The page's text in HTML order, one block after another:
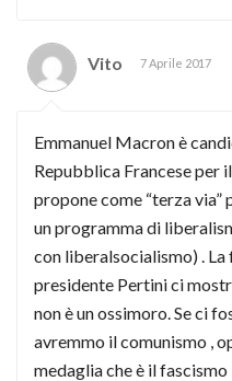
Vito 7 Aprile 2017
Emmanuel Macron è
Repubblica Francese per
propone come “terza
un programma di
con liberalsocialismo) .
presidente Pertini ci
non è un ossimoro. Se ci
avremmo il comunismo ,
medaglia che è il